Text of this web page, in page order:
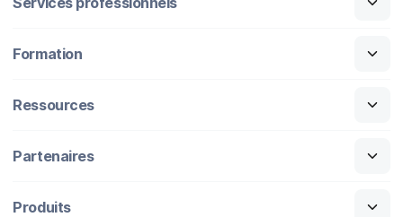
Formation
Ressources
Partenaires
Produits